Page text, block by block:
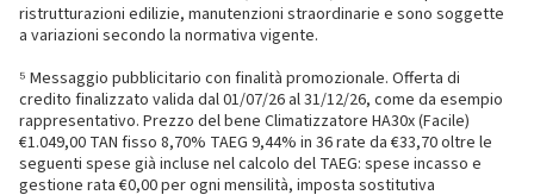
ristrutturazioni edilizie, manutenzioni straordinarie e sono soggette
a variazioni secondo la normativa vigente.
⁵ Messaggio pubblicitario con finalità promozionale. Offerta di
credito finalizzato valida dal 01/07/26 al 31/12/26, come da esempio
rappresentativo. Prezzo del bene Climatizzatore HA30x (Facile)
€1.049,00 TAN fisso 8,70% TAEG 9,44% in 36 rate da €33,70 oltre le
seguenti spese già incluse nel calcolo del TAEG: spese incasso e
gestione rata €0,00 per ogni mensilità, imposta sostitutiva